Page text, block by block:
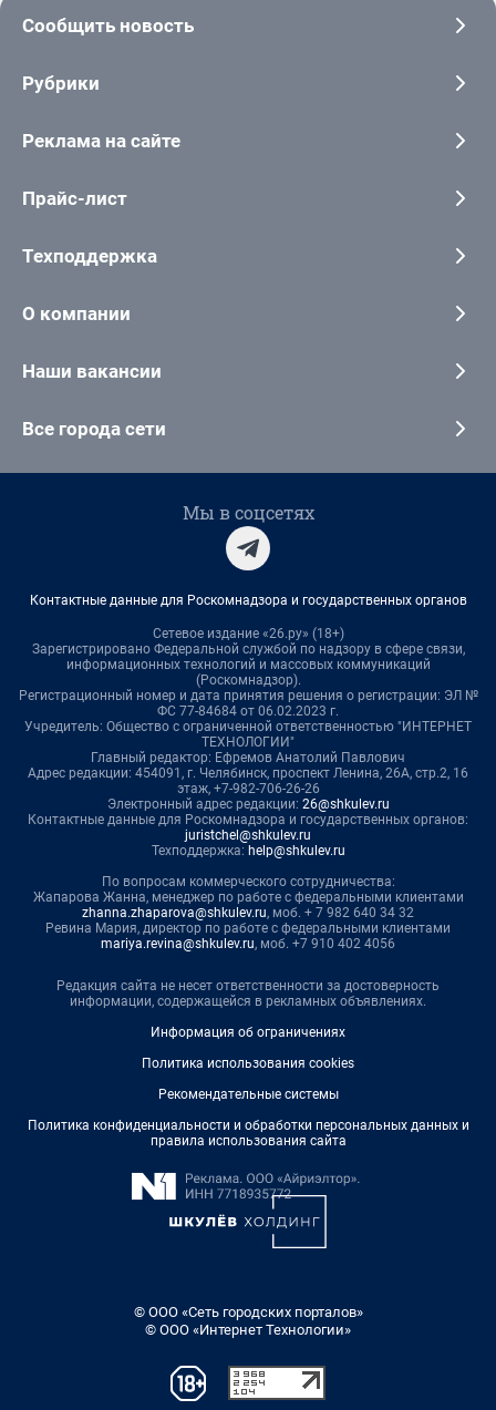
Сообщить новость
Рубрики
Реклама на сайте
Прайс-лист
Техподдержка
О компании
Наши вакансии
Все города сети
Мы в соцсетях
Контактные данные для Роскомнадзора и государственных органов
Сетевое издание «26.ру» (18+)
Зарегистрировано Федеральной службой по надзору в сфере связи,
информационных технологий и массовых коммуникаций
(Роскомнадзор).
Регистрационный номер и дата принятия решения о регистрации: ЭЛ №
ФС 77-84684 от 06.02.2023 г.
Учредитель: Общество с ограниченной ответственностью "ИНТЕРНЕТ
ТЕХНОЛОГИИ"
Главный редактор: Ефремов Анатолий Павлович
Адрес редакции: 454091, г. Челябинск, проспект Ленина, 26А, стр.2, 16
этаж, +7-982-706-26-26
Электронный адрес редакции: 26@shkulev.ru
Контактные данные для Роскомнадзора и государственных органов:
juristchel@shkulev.ru
Техподдержка: help@shkulev.ru
По вопросам коммерческого сотрудничества:
Жапарова Жанна, менеджер по работе с федеральными клиентами
zhanna.zhaparova@shkulev.ru, моб. + 7 982 640 34 32
Ревина Мария, директор по работе с федеральными клиентами
mariya.revina@shkulev.ru, моб. +7 910 402 4056
Редакция сайта не несет ответственности за достоверность
информации, содержащейся в рекламных объявлениях.
Информация об ограничениях
Политика использования cookies
Рекомендательные системы
Политика конфиденциальности и обработки персональных данных и
правила использования сайта
© ООО «Сеть городских порталов»
© ООО «Интернет Технологии»